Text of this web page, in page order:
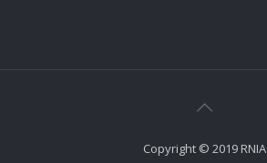
Copyright © 2019 RNIA